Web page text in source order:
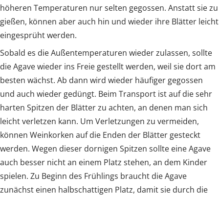
höheren Temperaturen nur selten gegossen. Anstatt sie zu
gießen, können aber auch hin und wieder ihre Blätter leicht
eingesprüht werden.
Sobald es die Außentemperaturen wieder zulassen, sollte
die Agave wieder ins Freie gestellt werden, weil sie dort am
besten wächst. Ab dann wird wieder häufiger gegossen
und auch wieder gedüngt. Beim Transport ist auf die sehr
harten Spitzen der Blätter zu achten, an denen man sich
leicht verletzen kann. Um Verletzungen zu vermeiden,
können Weinkorken auf die Enden der Blätter gesteckt
werden. Wegen dieser dornigen Spitzen sollte eine Agave
auch besser nicht an einem Platz stehen, an dem Kinder
spielen. Zu Beginn des Frühlings braucht die Agave
zunächst einen halbschattigen Platz, damit sie durch die